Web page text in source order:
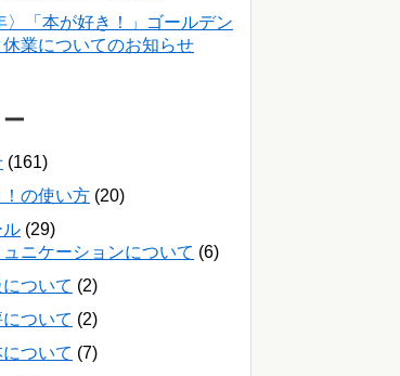
〉「本が好き！」ゴールデン
休業についてのお知らせ
(161)
の使い方 (20)
ル (29)
ュニケーションについて (6)
ついて (2)
ついて (2)
ついて (7)